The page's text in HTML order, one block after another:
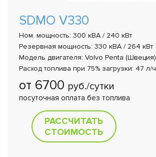
SDMO V330
Ном. мощность: 300 кВА / 240 кВт
Резервная мощность: 330 кВА / 264 кВт
Модель двигателя: Volvo Penta (Швеция)
Расход топлива при 75% загрузки: 47 л/ч
от 6700 руб./сутки
посуточная оплата без топлива
РАССЧИТАТЬ
СТОИМОСТЬ